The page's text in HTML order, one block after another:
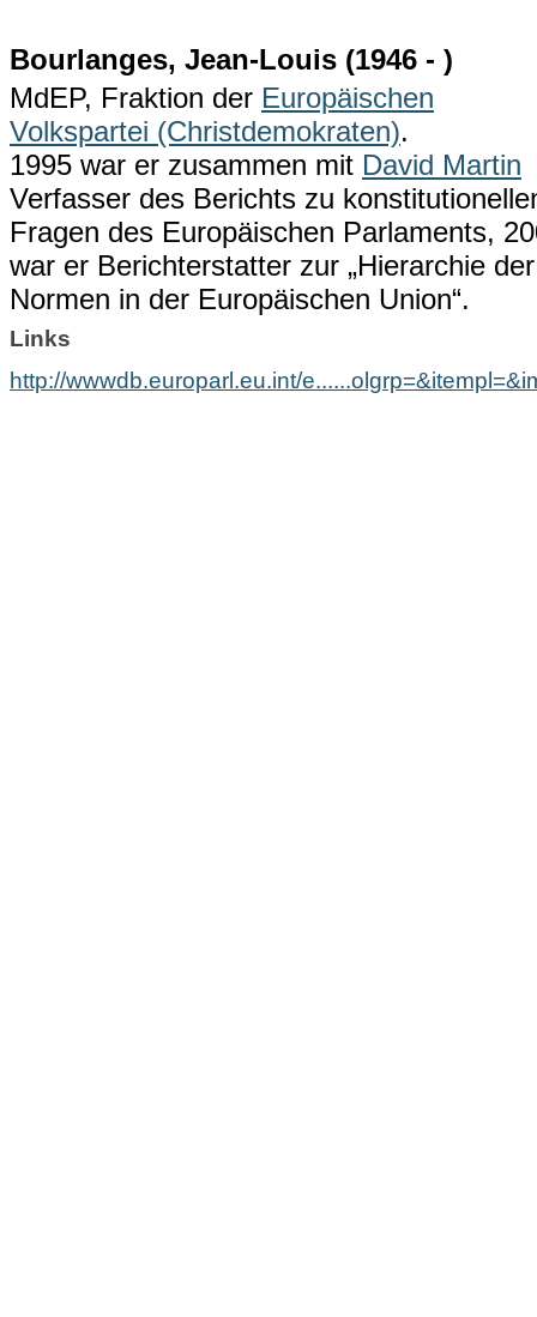
Bourlanges, Jean-Louis (1946 - )
MdEP, Fraktion der Europäischen
Volkspartei (Christdemokraten).
1995 war er zusammen mit David Martin
Verfasser des Berichts zu
Fragen des Europäischen Parlaments,
war er Berichterstatter zur „Hierarchie der
Normen in der Europäischen Union“.
Links
http://wwwdb.europarl.eu.int/